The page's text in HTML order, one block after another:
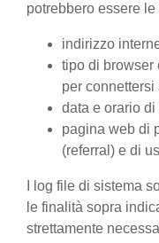
potrebbero essere le
indirizzo
tipo di browser
per connettersi
data e orario di
pagina web di
(referral) e di
I log file di sistema
le finalità sopra
strettamente